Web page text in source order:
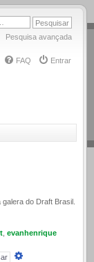
Pesquisa avançada
FAQ Entrar
do Draft Brasil.
evanhenrique